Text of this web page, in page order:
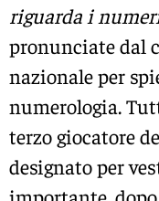
riguarda i
pronunciate dal
nazionale per
numerologia.
terzo giocatore
designato per